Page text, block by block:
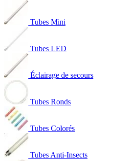
Tubes Mini
Tubes LED
Éclairage de secours
Tubes Ronds
Tubes Colorés
Tubes Anti-Insects